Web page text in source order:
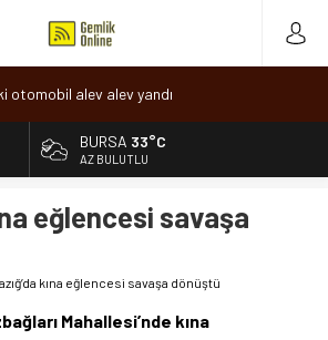
otomobil alev alev yandı
baharın müjdesi ‘Hıdırellez’ coşkuyla kutlandı
evden çıktı, sırra kadem bastı
Coşkusu
BURSA 33°C
AZ BULUTLU
eğlencesi savaşa
kına eğlencesi savaşa dönüştü
Mahallesi’nde kına